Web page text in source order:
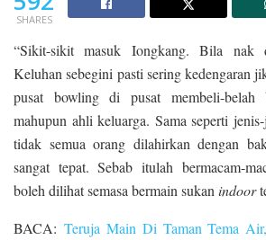
SHARES
“Sikit-sikit masuk Iongkang. Bila nak
Keluhan sebegini pasti sering kedengaran
pusat bowling di pusat membeli-belah
mahupun ahli keluarga. Sama seperti
tidak semua orang dilahirkan dengan
sangat tepat. Sebab itulah bermacam-
boleh dilihat semasa bermain sukan indoor
BACA: Teruja Main Di Taman Tema